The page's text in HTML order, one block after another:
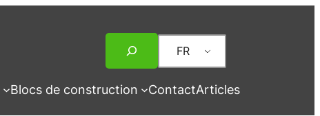
FR
Blocs de construction ContactArticles